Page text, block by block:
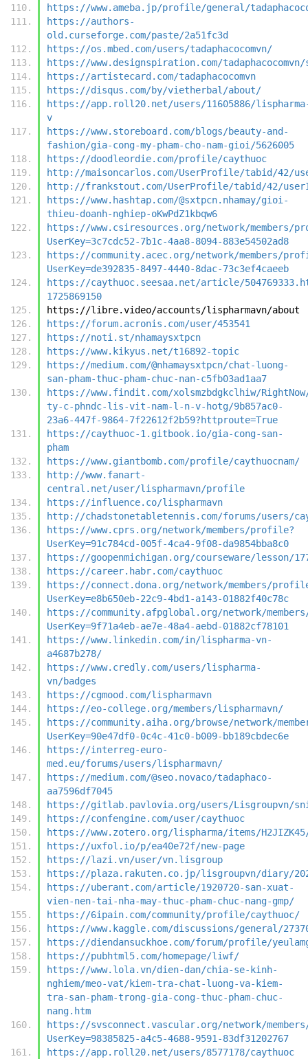
https://www.ameba.jp/profile/general/
https://authors-
old.curseforge.com/paste/2a51fc3d
https://os.mbed.com/users/tadaphacocomvn/
https://www.designspiration.com/tadaphacocomvn/
https://artistecard.com/tadaphacocomvn
https://disqus.com/by/vietherbal/about/
https://app.roll20.net/users/11605886/
v
https://www.storeboard.com/blogs/beauty-and-
fashion/gia-cong-my-pham-cho-nam-gioi/5626005
https://doodleordie.com/profile/caythuoc
http://maisoncarlos.com/UserProfile/tabid/42/
http://frankstout.com/UserProfile/tabid/42/
https://www.hashtap.com/@sxtpcn.nhamay/gioi-
thieu-doanh-nghiep-oKwPdZ1kbqw6
https://www.csiresources.org/network/members/
UserKey=3c7cdc52-7b1c-4aa8-8094-883e54502ad8
https://community.acec.org/network/members/
UserKey=de392835-8497-4440-8dac-73c3ef4caeeb
https://caythuoc.seesaa.net/article/
1725869150
https://libre.video/accounts/lispharmavn/about
https://forum.acronis.com/user/453541
https://noti.st/nhamaysxtpcn
https://www.kikyus.net/t16892-topic
https://medium.com/@nhamaysxtpcn/chat-luong-
san-pham-thuc-pham-chuc-nan-c5fb03ad1aa7
https://www.findit.com/xolsmzbdgkclhiw/
ty-c-phndc-lis-vit-nam-l-n-v-hotg/9b857ac0-
23a6-447f-9864-7f22612f2b59?httproute=True
https://caythuoc-1.gitbook.io/gia-cong-san-
pham
https://www.giantbomb.com/profile/caythuocnam/
http://www.fanart-
central.net/user/lispharmavn/profile
https://influence.co/lispharmavn
http://chadstonetabletennis.com/forums/users/
https://www.cprs.org/network/members/profile?
UserKey=91c784cd-005f-4ca4-9f08-da9854bba8c0
https://goopenmichigan.org/courseware/lesson/
https://career.habr.com/caythuoc
https://connect.dona.org/network/members/
UserKey=e8b650eb-22c9-4bd1-a143-01882f40c78c
https://community.afpglobal.org/network/
UserKey=9f71a4eb-ae7e-48a4-aebd-01882cf78101
https://www.linkedin.com/in/lispharma-vn-
a4687b278/
https://www.credly.com/users/lispharma-
vn/badges
https://cgmood.com/lispharmavn
https://eo-college.org/members/lispharmavn/
https://community.aiha.org/browse/network/
UserKey=90e47df0-0c4c-41c0-b009-bb189cbdec6e
https://interreg-euro-
med.eu/forums/users/lispharmavn/
https://medium.com/@seo.novaco/tadaphaco-
aa7596df7045
https://gitlab.pavlovia.org/users/Lisgroupvn/
https://confengine.com/user/caythuoc
https://www.zotero.org/lispharma/items/
https://uxfol.io/p/ea40e72f/new-page
https://lazi.vn/user/vn.lisgroup
https://plaza.rakuten.co.jp/lisgroupvn/diary/
https://uberant.com/article/1920720-san-xuat-
vien-nen-tai-nha-may-thuc-pham-chuc-nang-gmp/
https://6ipain.com/community/profile/caythuoc/
https://www.kaggle.com/discussions/general/
https://diendansuckhoe.com/forum/profile/
https://pubhtml5.com/homepage/liwf/
https://www.lola.vn/dien-dan/chia-se-kinh-
nghiem/meo-vat/kiem-tra-chat-luong-va-kiem-
tra-san-pham-trong-gia-cong-thuc-pham-chuc-
nang.htm
https://svsconnect.vascular.org/network/
UserKey=98385825-a4c5-4688-9591-83df31202767
https://app.roll20.net/users/8577178/caythuoc